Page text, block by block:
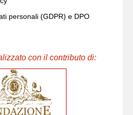
personali (GDPR) e DPO
con il contributo di: